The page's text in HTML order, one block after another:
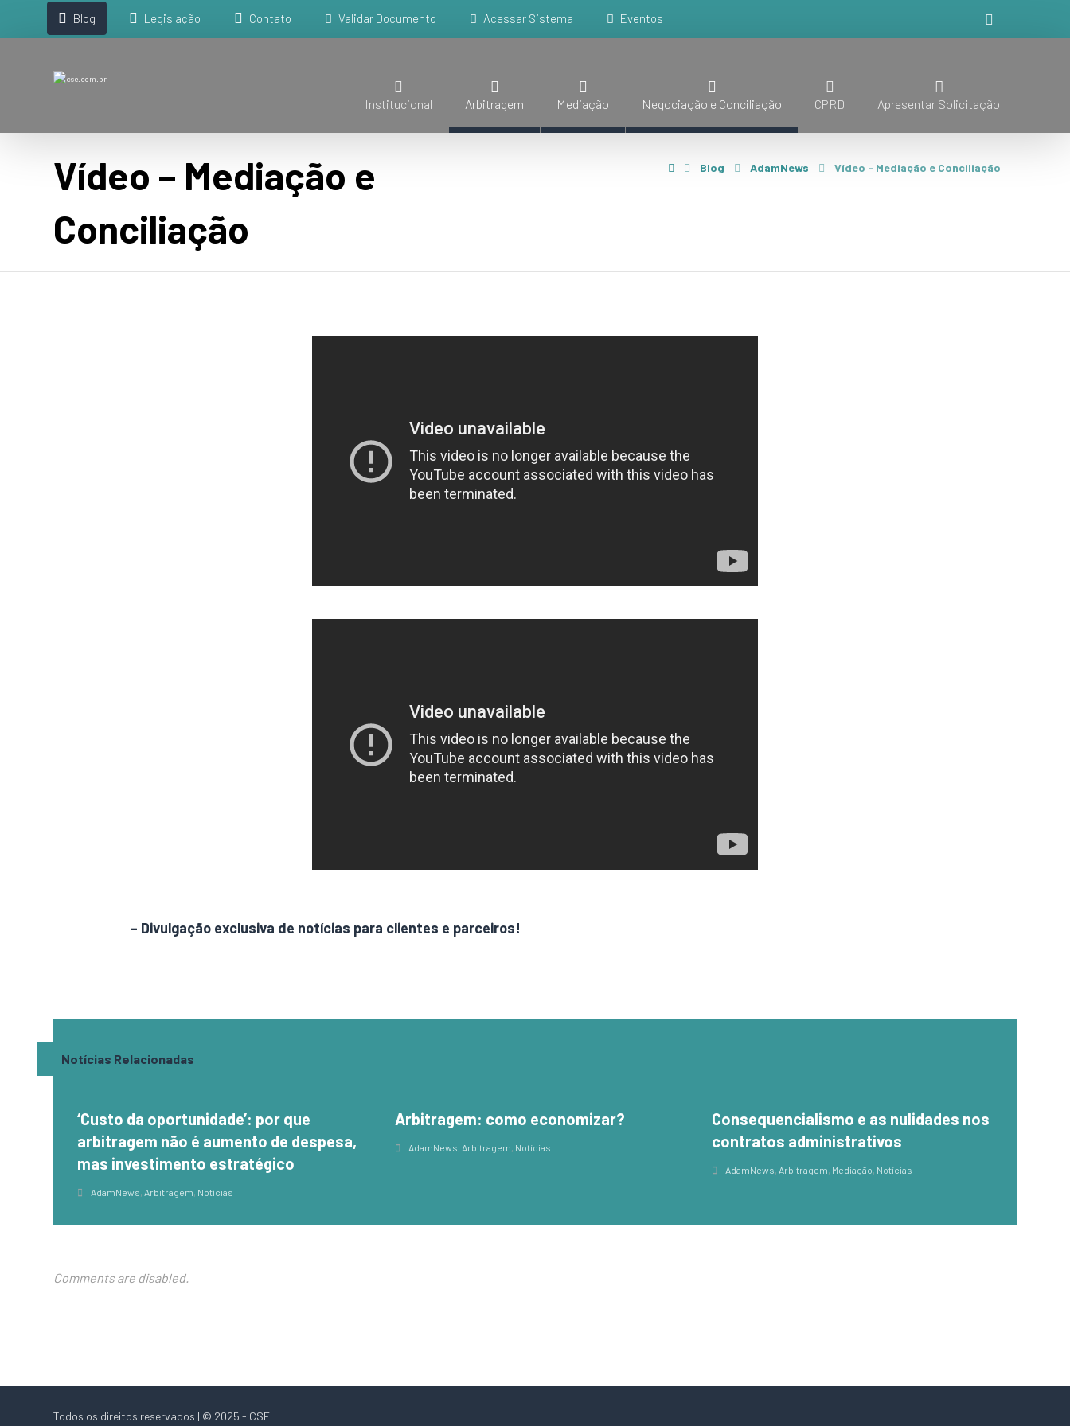
Blog Legislação Contato Validar Documento Acessar Sistema Eventos
Institucional Arbitragem Mediação Negociação e Conciliação CPRD Apresentar Solicitação
Vídeo – Mediação e
Conciliação
Blog AdamNews Vídeo - Mediação e Conciliação
– Divulgação exclusiva de notícias para clientes e parceiros!
Notícias Relacionadas
‘Custo da oportunidade’: por que
arbitragem não é aumento de despesa,
mas investimento estratégico
AdamNews, Arbitragem, Notícias
Arbitragem: como economizar?
AdamNews, Arbitragem, Notícias
Consequencialismo e as nulidades nos
contratos administrativos
AdamNews, Arbitragem, Mediação, Notícias
Comments are disabled.
Todos os direitos reservados | © 2025 - CSE